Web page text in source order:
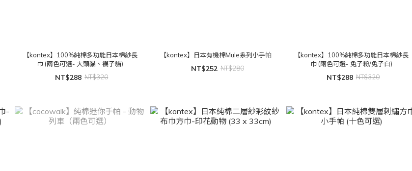
【kontex】100%純棉多功能日本棉紗長
巾 (兩色可選- 大頭貓、襪子貓)
NT$288 NT$320
【kontex】日本有機棉Mule系列小手帕
NT$252 NT$280
【kontex】100%純棉多功能日本棉紗長
巾 (兩色可選- 兔子粉/兔子白)
NT$288 NT$320